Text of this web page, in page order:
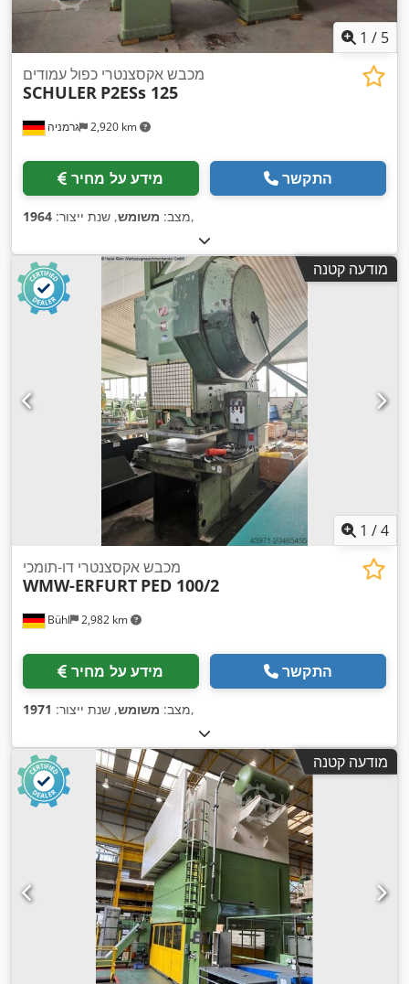
1 / 5
גרמניה 2,920 km
מכבש אקסצנטרי כפול עמודים
SCHULER P2ESs 125
מידע על מחיר התקשר
מצב: משומש, שנת ייצור: 1964 ,
מודעה קטנה
1 /4
Bühl 2,982 km
מכבש אקסצנטרי דו-תומכי
WMW-ERFURT PED 100/2
מידע על מחיר התקשר
מצב: משומש, שנת ייצור: 1971 ,
מודעה קטנה